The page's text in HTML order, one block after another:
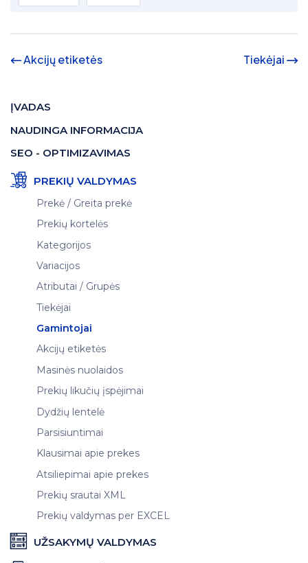
Akcijų etiketės Tiekėjai
ĮVADAS
NAUDINGA INFORMACIJA
SEO - OPTIMIZAVIMAS
PREKIŲ VALDYMAS
Prekė / Greita prekė
Prekių kortelės
Kategorijos
Variacijos
Atributai / Grupės
Tiekėjai
Gamintojai
Akcijų etiketės
Masinės nuolaidos
Prekių likučių įspėjimai
Dydžių lentelė
Parsisiuntimai
Klausimai apie prekes
Atsiliepimai apie prekes
Prekių srautai XML
Prekių valdymas per EXCEL
UŽSAKYMŲ VALDYMAS